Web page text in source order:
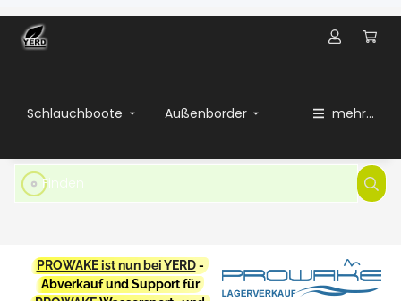
Schlauchboote Außenborder mehr...
PROWAKE ist nun bei YERD-
Abverkauf und Support für